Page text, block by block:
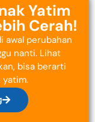
Yatim
Cerah!
awal perubahan
nanti. Lihat
bisa berarti
yatim.